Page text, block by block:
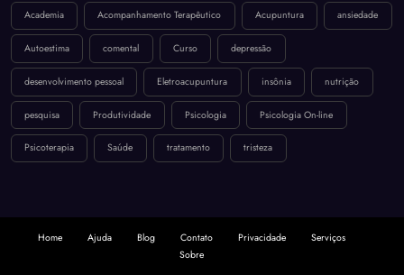
Academia Acompanhamento Terapêutico Acupuntura ansiedade
Autoestima comental Curso depressão
desenvolvimento pessoal Eletroacupuntura insônia nutrição
pesquisa Produtividade Psicologia Psicologia On-line
Psicoterapia Saúde tratamento tristeza
Home Ajuda Blog Contato Privacidade
Serviços
Sobre